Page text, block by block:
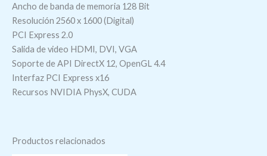
Ancho de banda de memoria 128 Bit
Resolución 2560 x 1600 (Digital)
PCI Express 2.0
Salida de video HDMI, DVI, VGA
Soporte de API DirectX 12, OpenGL 4.4
Interfaz PCI Express x16
Recursos NVIDIA PhysX, CUDA
Productos relacionados